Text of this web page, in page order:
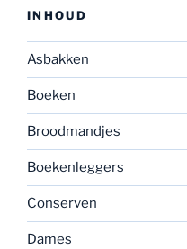
INHOUD
Asbakken
Boeken
Broodmandjes
Boekenleggers
Conserven
Dames